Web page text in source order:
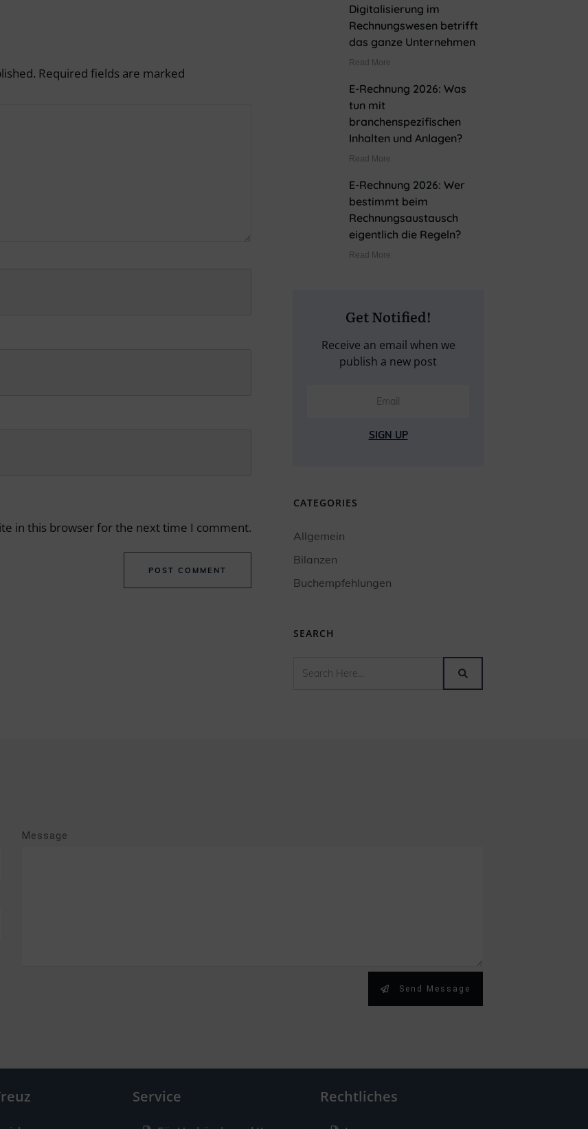
Required fields are marked
in this browser for the next time I comment.
POST COMMENT
Digitalisierung im
Rechnungswesen betrifft
das ganze Unternehmen
Read More
E-Rechnung 2026: Was
tun mit
branchenspezifischen
Inhalten und Anlagen?
Read More
E-Rechnung 2026: Wer
bestimmt beim
Rechnungsaustausch
eigentlich die Regeln?
Read More
Get Notified!
Receive an email when we
publish a new post
SIGN UP
CATEGORIES
Allgemein
Bilanzen
Buchempfehlungen
SEARCH
Message
Send Message
Service Rechtliches